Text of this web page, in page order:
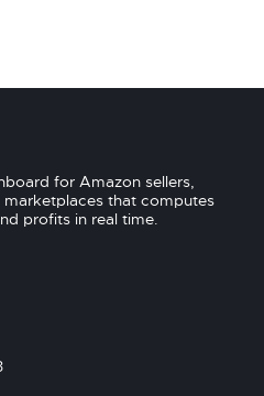
for Amazon sellers,
that computes
profits in real time.